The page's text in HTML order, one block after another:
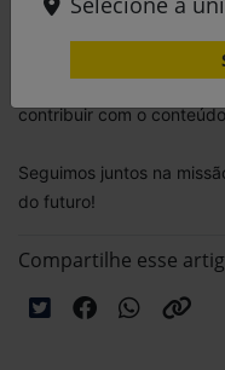
Agradecemos a todos
contribuir com o
Seguimos juntos na
do futuro!
Compartilhe esse